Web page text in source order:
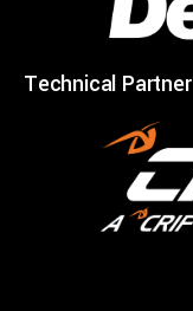
Technical Partner